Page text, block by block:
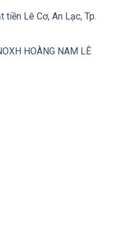
tiền Lê Cơ, An Lạc, Tp.
HOÀNG NAM LÊ